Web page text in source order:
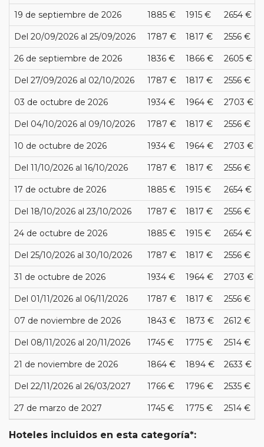
19 de septiembre de 2026 1885 € 1915 € 2654 €
Del 20/09/2026 al 25/09/2026 1787 € 1817 € 2556 €
26 de septiembre de 2026 1836 € 1866 € 2605 €
Del 27/09/2026 al 02/10/2026 1787 € 1817 € 2556 €
03 de octubre de 2026 1934 € 1964 € 2703 €
Del 04/10/2026 al 09/10/2026 1787 € 1817 € 2556 €
10 de octubre de 2026 1934 € 1964 € 2703 €
Del 11/10/2026 al 16/10/2026 1787 € 1817 € 2556 €
17 de octubre de 2026 1885 € 1915 € 2654 €
Del 18/10/2026 al 23/10/2026 1787 € 1817 € 2556 €
24 de octubre de 2026 1885 € 1915 € 2654 €
Del 25/10/2026 al 30/10/2026 1787 € 1817 € 2556 €
31 de octubre de 2026 1934 € 1964 € 2703 €
Del 01/11/2026 al 06/11/2026 1787 € 1817 € 2556 €
07 de noviembre de 2026 1843 € 1873 € 2612 €
Del 08/11/2026 al 20/11/2026 1745 € 1775 € 2514 €
21 de noviembre de 2026 1864 € 1894 € 2633 €
Del 22/11/2026 al 26/03/2027 1766 € 1796 € 2535 €
27 de marzo de 2027 1745 € 1775 € 2514 €
Hoteles incluidos en esta categoría*: